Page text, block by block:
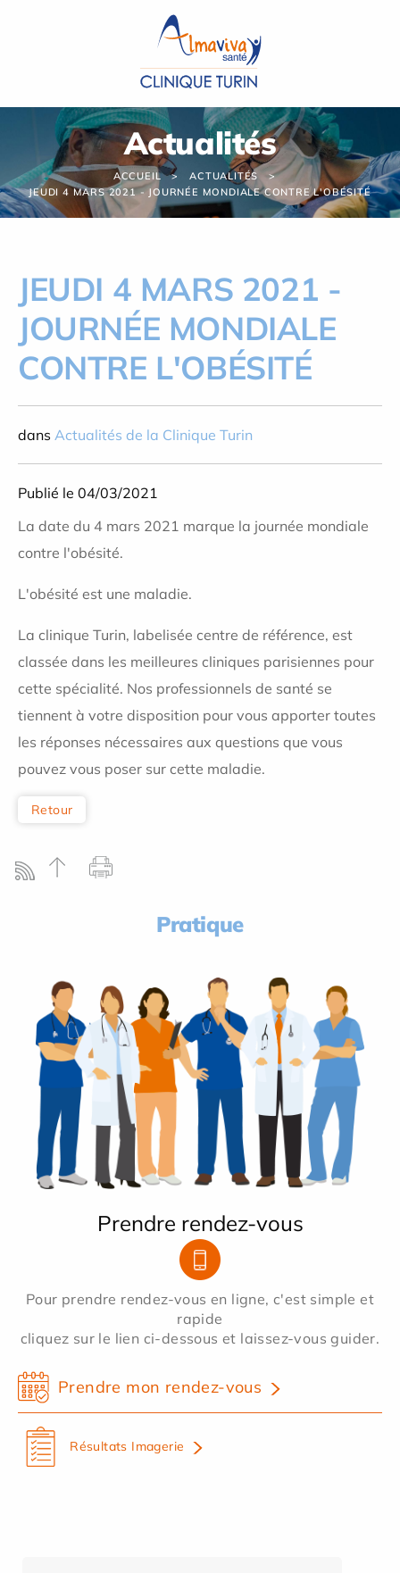
Actualités
ACCUEIL
ACTUALITÉS
JEUDI 4 MARS 2021 - JOURNÉE MONDIALE CONTRE L'OBÉSITÉ
JEUDI 4 MARS 2021 -
JOURNÉE MONDIALE
CONTRE L'OBÉSITÉ
dans Actualités de la Clinique Turin
Publié le 04/03/2021
La date du 4 mars 2021 marque la journée mondiale
contre l'obésité.
L'obésité est une maladie.
La clinique Turin, labelisée centre de référence, est
classée dans les meilleures cliniques parisiennes pour
cette spécialité. Nos professionnels de santé se
tiennent à votre disposition pour vous apporter toutes
les réponses nécessaires aux questions que vous
pouvez vous poser sur cette maladie.
Retour
Pratique
Prendre rendez-vous
Pour prendre rendez-vous en ligne, c'est simple et
rapide
cliquez sur le lien ci-dessous et laissez-vous guider.
Prendre mon rendez-vous
Résultats Imagerie
Panneau de gestion des cookies